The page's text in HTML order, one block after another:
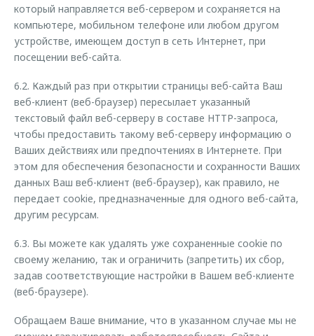
который направляется веб-сервером и сохраняется на
компьютере, мобильном телефоне или любом другом
устройстве, имеющем доступ в сеть Интернет, при
посещении веб-сайта.
6.2. Каждый раз при открытии страницы веб-сайта Ваш
веб-клиент (веб-браузер) пересылает указанный
текстовый файл веб-серверу в составе HTTP-запроса,
чтобы предоставить такому веб-серверу информацию о
Ваших действиях или предпочтениях в Интернете. При
этом для обеспечения безопасности и сохранности Ваших
данных Ваш веб-клиент (веб-браузер), как правило, не
передает cookie, предназначенные для одного веб-сайта,
другим ресурсам.
6.3. Вы можете как удалять уже сохраненные cookie по
своему желанию, так и ограничить (запретить) их сбор,
задав соответствующие настройки в Вашем веб-клиенте
(веб-браузере).
Обращаем Ваше внимание, что в указанном случае мы не